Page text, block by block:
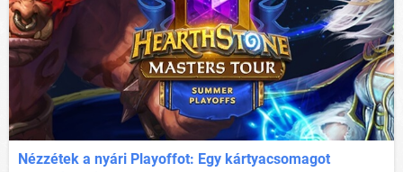
Nézzétek a nyári Playoffot: Egy kártyacsomagot